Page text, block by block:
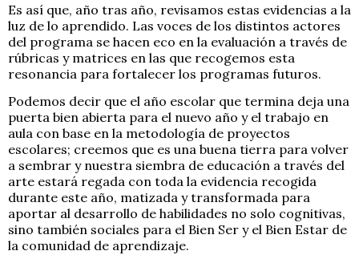
Es así que, año tras año, revisamos estas evidencias a la
luz de lo aprendido. Las voces de los distintos actores
del programa se hacen eco en la evaluación a través de
rúbricas y matrices en las que recogemos esta
resonancia para fortalecer los programas futuros.
Podemos decir que el año escolar que termina deja una
puerta bien abierta para el nuevo año y el trabajo en
aula con base en la metodología de proyectos
escolares; creemos que es una buena tierra para volver
a sembrar y nuestra siembra de educación a través del
arte estará regada con toda la evidencia recogida
durante este año, matizada y transformada para
aportar al desarrollo de habilidades no solo cognitivas,
sino también sociales para el Bien Ser y el Bien Estar de
la comunidad de aprendizaje.